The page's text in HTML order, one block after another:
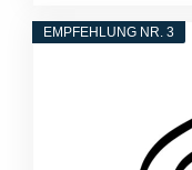
EMPFEHLUNG NR. 3